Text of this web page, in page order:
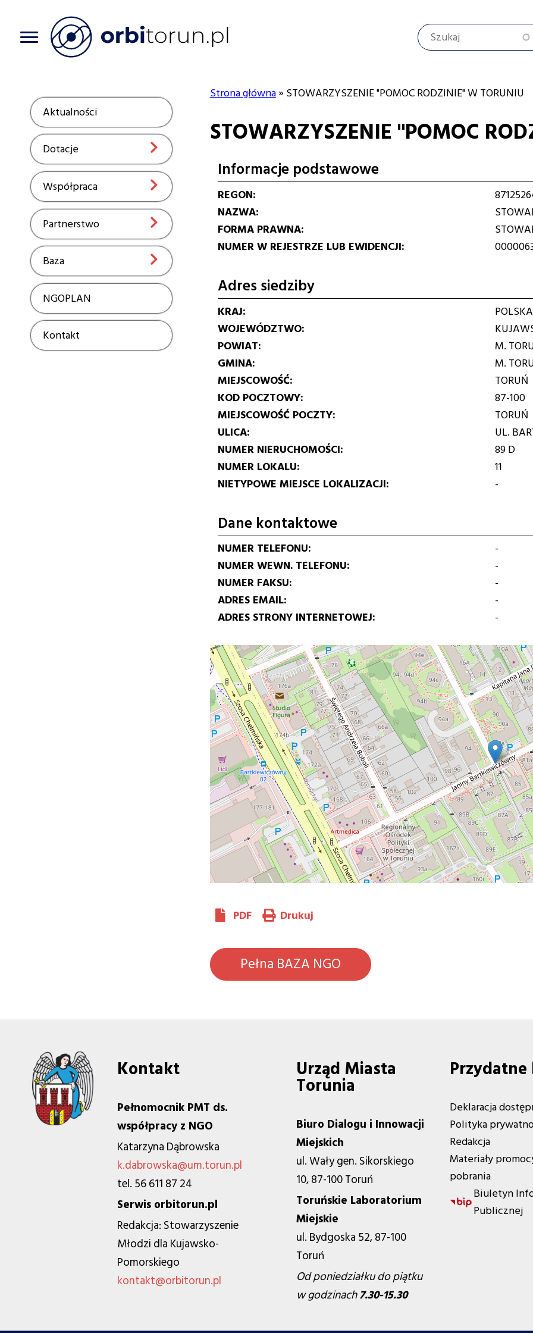
Szukaj
Aktualności Show
Dotacje Show
Współpraca Show
Partnerstwo Show
Baza Show
NGOPLAN Show
Kontakt Show
nawigacyjna
Strona główna STOWARZYSZENIE "POMOC RODZINIE" W TORUNIU
STOWARZYSZENIE "POMOC
Informacje podstawowe
REGON
NAZWA
FORMA PRAWNA
NUMER W REJESTRZE LUB EWIDENCJI
Adres siedziby
KRAJ
POLSKA
WOJEWÓDZTWO
POWIAT
M.
GMINA
M.
MIEJSCOWOŚĆ
TORUŃ
KOD POCZTOWY
87-100
MIEJSCOWOŚĆ POCZTY
TORUŃ
ULICA
UL.
NUMER NIERUCHOMOŚCI
89 D
NUMER LOKALU
11
NIETYPOWE MIEJSCE LOKALIZACJI
-
Dane kontaktowe
NUMER TELEFONU
-
NUMER WEWN. TELEFONU
-
NUMER FAKSU
-
ADRES EMAIL
-
ADRES STRONY INTERNETOWEJ
-
PDF Drukuj
Pełna BAZA NGO
Kontakt
Pełnomocnik PMT ds.
współpracy z NGO
Katarzyna Dąbrowska
k.dabrowska@um.torun.pl
tel. 56 611 87 24
Serwis orbitorun.pl
Redakcja: Stowarzyszenie
Młodzi dla Kujawsko-
Pomorskiego
kontakt@orbitorun.pl
Urząd Miasta
Torunia
Biuro Dialogu i Innowacji
Miejskich
ul. Wały gen. Sikorskiego
10, 87-100 Toruń
Toruńskie Laboratorium
Miejskie
ul. Bydgoska 52, 87-100
Toruń
Od poniedziałku do piątku
w godzinach7.30-15.30
Deklaracja
Polityka
Redakcja
Materiały
pobrania
Biuletyn
Publicznej